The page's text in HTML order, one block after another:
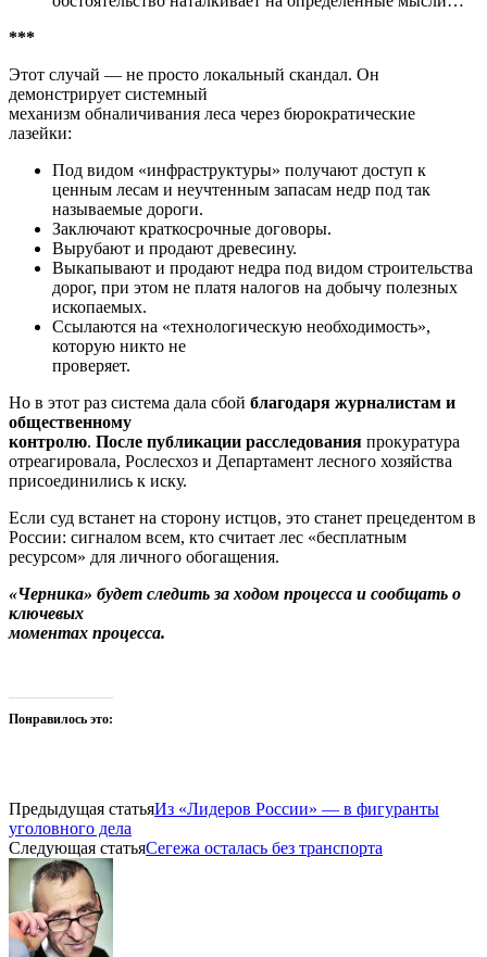
***
Этот случай — не просто локальный скандал. Он
демонстрирует системный
механизм обналичивания леса через бюрократические
лазейки:
Под видом «инфраструктуры» получают доступ к
ценным лесам и неучтенным запасам недр под так
называемые дороги.
Заключают краткосрочные договоры.
Вырубают и продают древесину.
Выкапывают и продают недра под видом строительства
дорог, при этом не платя налогов на добычу полезных
ископаемых.
Ссылаются на «технологическую необходимость»,
которую никто не
проверяет.
Но в этот раз система дала сбой благодаря журналистам и
общественному
контролю. После публикации расследования прокуратура
отреагировала, Рослесхоз и Департамент лесного хозяйства
присоединились к иску.
Если суд встанет на сторону истцов, это станет прецедентом в
России: сигналом всем, кто считает лес «бесплатным
ресурсом» для личного обогащения.
«Черника» будет следить за ходом процесса и сообщать о
ключевых
моментах процесса.
Понравилось это:
Предыдущая статьяИз «Лидеров России» — в фигуранты
уголовного дела
Следующая статьяСегежа осталась без транспорта